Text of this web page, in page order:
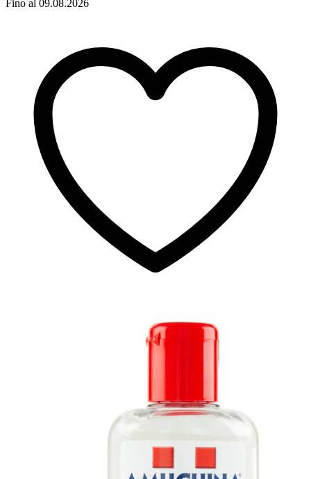
Fino al 09.08.2026